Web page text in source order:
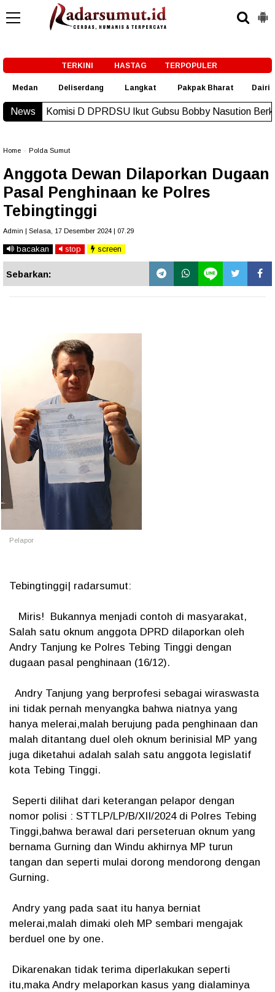
TERKINI HASTAG TERPOPULER
Medan Deliserdang Langkat Pakpak Bharat Dairi
News
D DPRDSU Ikut Gubsu Bobby Nasution Berkantor di Nias
Home Polda Sumut
Anggota Dewan Dilaporkan Dugaan
Pasal Penghinaan ke Polres
Tebingtinggi
Admin | Selasa, 17 Desember 2024 | 07.29
bacakan stop screen
Sebarkan:
Pelapor
Tebingtinggi| radarsumut:
Miris! Bukannya menjadi contoh di masyarakat,
Salah satu oknum anggota DPRD dilaporkan oleh
Andry Tanjung ke Polres Tebing Tinggi dengan
dugaan pasal penghinaan (16/12).
Andry Tanjung yang berprofesi sebagai wiraswasta
ini tidak pernah menyangka bahwa niatnya yang
hanya melerai,malah berujung pada penghinaan dan
malah ditantang duel oleh oknum berinisial MP yang
juga diketahui adalah salah satu anggota legislatif
kota Tebing Tinggi.
Seperti dilihat dari keterangan pelapor dengan
nomor polisi : STTLP/LP/B/XII/2024 di Polres Tebing
Tinggi,bahwa berawal dari perseteruan oknum yang
bernama Gurning dan Windu akhirnya MP turun
tangan dan seperti mulai dorong mendorong dengan
Gurning.
Andry yang pada saat itu hanya berniat
melerai,malah dimaki oleh MP sembari mengajak
berduel one by one.
Dikarenakan tidak terima diperlakukan seperti
itu,maka Andry melaporkan kasus yang dialaminya